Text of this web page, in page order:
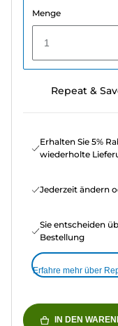
Menge
1
Repeat &
Erhalten Sie 5%
wiederholte
Jederzeit ändern
Sie entscheiden
Bestellung
Erfahre mehr über
IN DEN